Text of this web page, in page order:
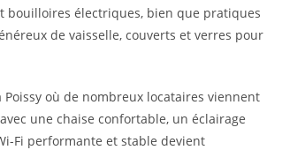
bouilloires électriques, bien que pratiques
de vaisselle, couverts et verres pour
où de nombreux locataires viennent
une chaise confortable, un éclairage
Fi performante et stable devient